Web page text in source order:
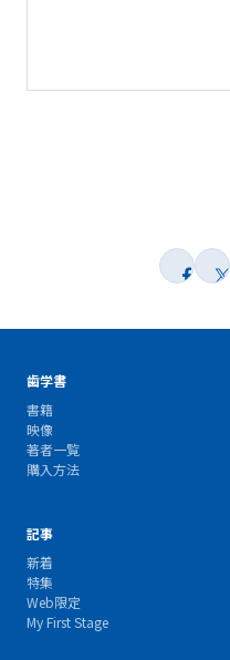
歯学書
書籍
映像
著者一覧
購入方法
記事
新着
特集
Web限定
My First Stage